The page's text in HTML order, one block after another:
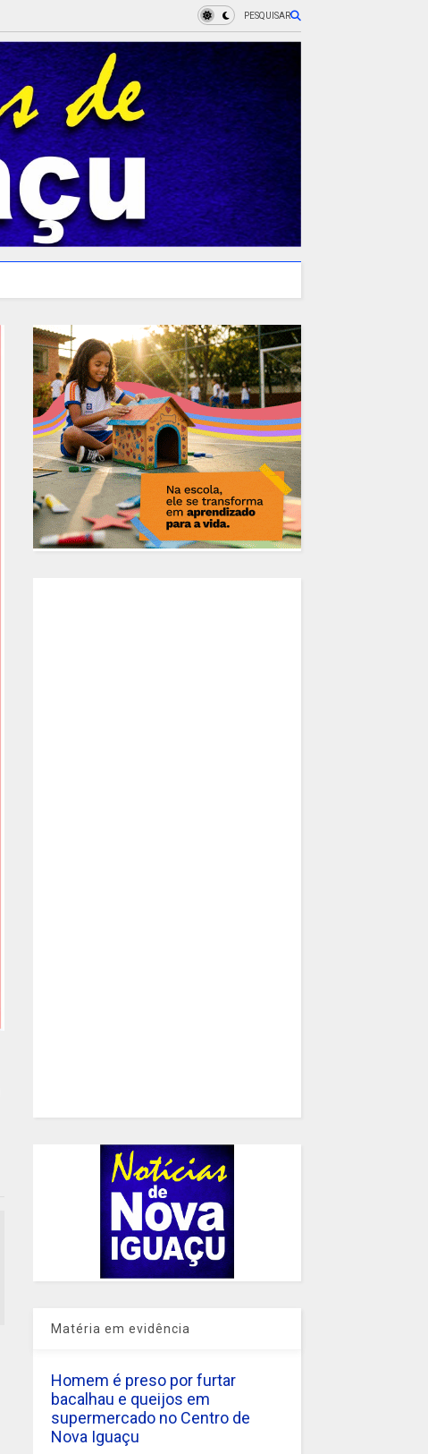
PESQUISAR
Matéria em evidência
Homem é preso por furtar
bacalhau e queijos em
supermercado no Centro de
Nova Iguaçu